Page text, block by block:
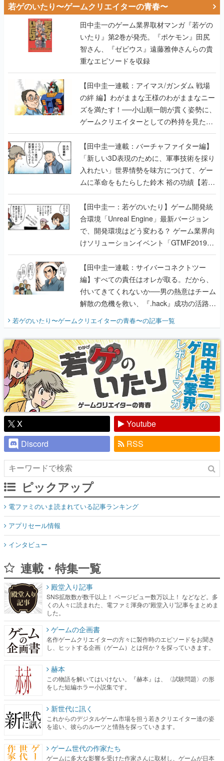
若ゲのいたり〜ゲームクリエイターの青春〜
田中圭一のゲーム業界取材マンガ『若ゲの
いたり』第2巻が発売。『ポケモン』田尻
智さん、『ゼビウス』遠藤雅伸さんらの貴
重なエピソードを収録
【田中圭一連載：アイマス/ガンダム 戦場
の絆 編】わがままな王様のわがままなニー
ズを満たす！──小山順一朗が貫く姿勢に、
ゲームクリエイターとしての矜持を見た
【若ゲのいたり最終回】
【田中圭一連載：バーチャファイター編】
「新しい3D表現のために、軍事技術を採り
入れたい」世界情勢を味方につけて、ゲー
ムに革命をもたらした鈴木 裕の功績【若ゲ
のいたり】
【田中圭一：若ゲのいたり】ゲーム開発統
合環境「Unreal Engine」最新バージョン
で、開発環境はどう変わる？ ゲーム業界向
けソリューションイベント「GTMF2019」
に行って、より理解を深めよう【PR】
【田中圭一連載：サイバーコネクトツー
編】すべての責任はオレが取る。だから、
付いてきてくれないか──男の熱意はチーム
解散の危機を救い、『.hack』成功の活路を
開く。業界の快男児・松山 洋に流れる血は
『少年ジャンプ』色だった【若ゲのいた
り】
若ゲのいたり〜ゲームクリエイターの青春〜の記事一覧
X
Youtube
Discord
RSS
ピックアップ
電ファミのいま読まれている記事ランキング
アプリセール情報
インタビュー
連載・特集一覧
殿堂入り記事
SNS拡散数が数千以上！ ページビュー数万以上！ などなど。多
くの人々に読まれた、電ファミ渾身の“殿堂入り”記事をまとめま
した。
ゲームの企画書
名作ゲームクリエイターの方々に製作時のエピソードをお聞き
し、ヒットする企画（ゲーム）とは何か？を探っていきます。
赫本
この物語を解いてはいけない。『赫本』は、〈試験問題〉の形
をした短編ホラー小説集です。
新世代に訊く
これからのデジタルゲーム市場を担う若きクリエイター達の姿
を追い、彼らのルーツと情熱を探っていきます。
ゲーム世代の作家たち
ゲームに多大な影響を受けた作家さんに取材し、ゲームが日本